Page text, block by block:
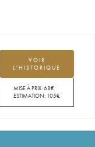
VOIR
L'HISTORIQUE
MISE À PRIX:68€
ESTIMATION: 105€